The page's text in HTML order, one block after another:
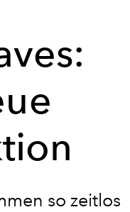
so zeitlos